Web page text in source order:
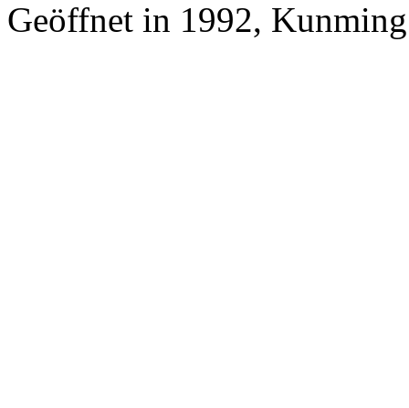
Geöffnet in 1992,